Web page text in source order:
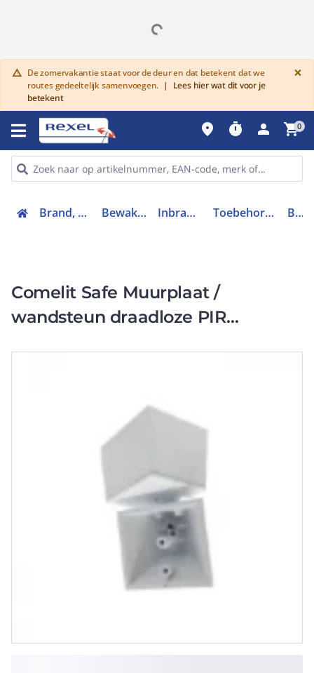
warning De zomervakantie staat voor de deur en dat betekent dat we
routes gedeeltelijk samenvoegen. |
Lees hier wat dit voor je
betekent
×
place timer person shopping_cart0
Brand, toegang en inbraak Bewaking en beveiliging Inbraakalarmsystemen Toebehoren voor alarmsysteem BRK004
Comelit Safe Muurplaat /
wandsteun draadloze PIR